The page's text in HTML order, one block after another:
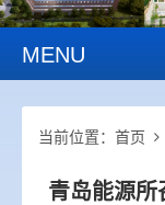
MENU
当前位置： 首页
青岛能源所